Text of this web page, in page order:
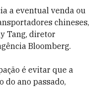
a eventual venda ou
chineses,
Tang, diretor
Bloomberg.
é evitar que a
do ano passado,